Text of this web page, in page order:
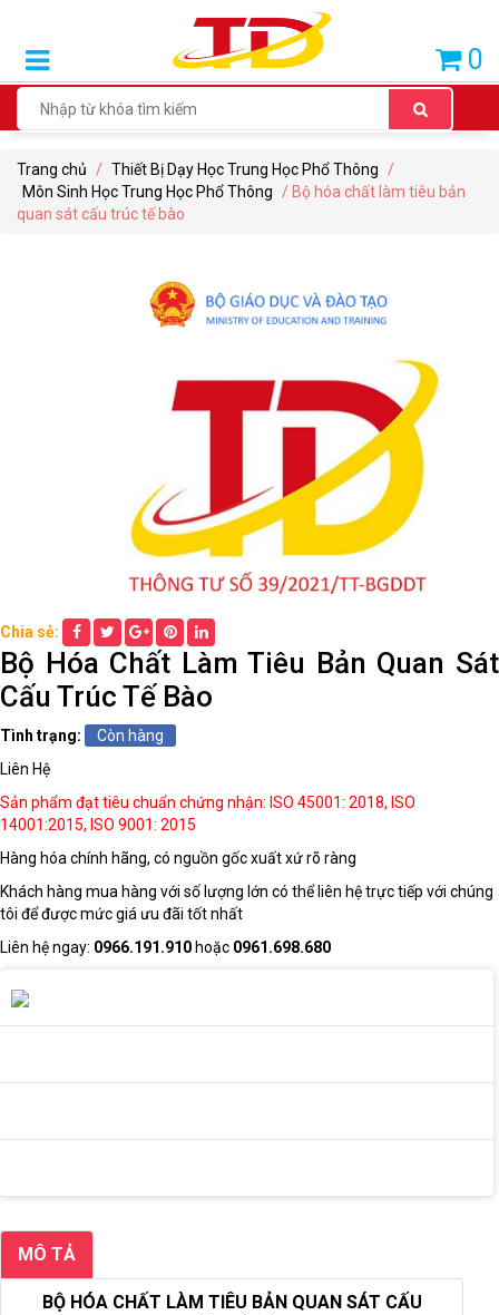
0
PHẨM
BÁN
CHẠY
THIẾT
BỊ
HỌC
THPT
HÓA
CHẤT
TRƯỜNG
HỌC
THIẾT
BỊ
DẠY
HỌC
CHUNG
Trang chủ / Thiết Bị Dạy Học Trung Học Phổ Thông
/
Môn Sinh Học Trung Học Phổ Thông
/ Bộ hóa chất làm tiêu bản
quan sát cấu trúc tế bào
Chia sẻ:
Bộ Hóa Chất Làm Tiêu Bản Quan Sát
Cấu Trúc Tế Bào
Tình trạng:
Còn hàng
Liên Hệ
Sản phẩm đạt tiêu chuẩn chứng nhận: ISO 45001: 2018, ISO
14001:2015, ISO 9001: 2015
Hàng hóa chính hãng, có nguồn gốc xuất xứ rõ ràng
Khách hàng mua hàng với số lượng lớn có thể liên hệ trực tiếp với chúng
tôi để được mức giá ưu đãi tốt nhất
Liên hệ ngay: 0966.191.910 hoặc 0961.698.680
MÔ TẢ
BỘ HÓA CHẤT LÀM TIÊU BẢN QUAN SÁT CẤU